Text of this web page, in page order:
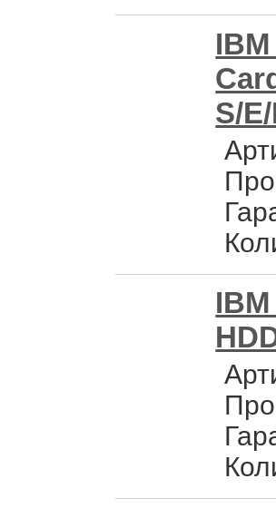
S/